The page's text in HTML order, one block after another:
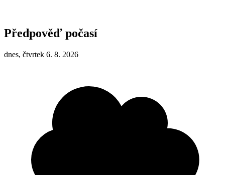
Předpověď počasí
dnes, čtvrtek 6. 8. 2026